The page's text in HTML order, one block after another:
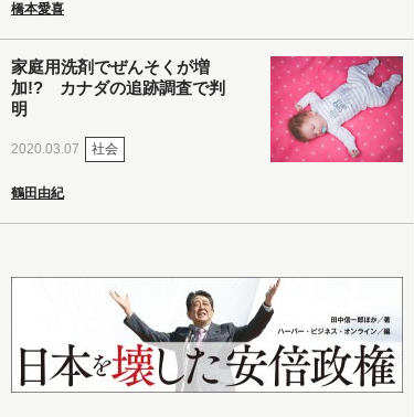
橋本愛喜
家庭用洗剤でぜんそくが増
加!? カナダの追跡調査で判
明
2020.03.07 社会
鶴田由紀